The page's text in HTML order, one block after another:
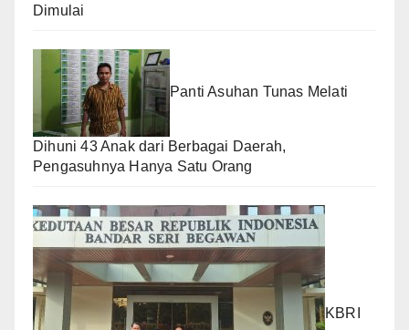
Dimulai
Panti Asuhan Tunas Melati
Dihuni 43 Anak dari Berbagai Daerah,
Pengasuhnya Hanya Satu Orang
KBRI